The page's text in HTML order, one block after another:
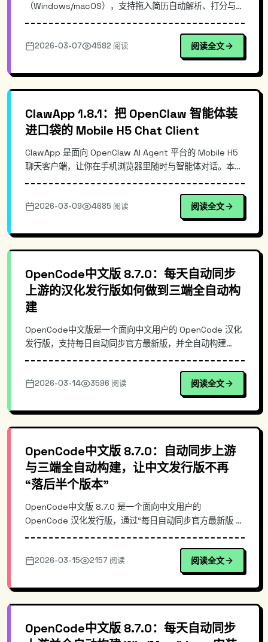
（Windows/macOS），支持拖入简历自动解析、打分与排
景、核心优势、落地流程与最佳实践，帮助招聘团队提升筛
选效率与一致性。
2026-03-07 4582 阅读 阅读全文
ClawApp 1.8.1：把 OpenClaw 智能体装
进口袋的 Mobile H5 Chat Client
ClawApp 是面向 OpenClaw AI Agent 平台的 Mobile H5
聊天客户端，让你在手机浏览器里随时与智能体对话。本文
说明它相对通用聊天壳与“直接用 Web 控制台”的差异，并
给出最小化的部署/使用命令示例，帮助你快速把
2026-03-09 4685 阅读 阅读全文
OpenCode中文版 8.7.0：每天自动同步
上游的汉化发行版如何做到三端全自动构
建
OpenCode中文版是一个面向中文用户的 OpenCode 汉化
发行版，支持每日自动同步官方最新版，并全自动构建
点出发，拆解其自动同步与构建流水线思路、发行版与上游
的差异、以及在团队落地时的安装与更新方式，帮助你快速
2026-03-14 3596 阅读 阅读全文
OpenCode中文版 8.7.0：自动同步上游
与三端全自动构建，让中文发行版不再
“落后半个版本”
OpenCode中文版 8.7.0 是一个面向中文用户的
OpenCode 汉化发行版，通过“每日自动同步官方最新版 +
汉化版更新滞后、手动打包繁琐与版本不一致问题。本文从
同步机制、构建架构与发布策略切入，说明其与手工汉化/
镜像站的差异，并给出快速安装与校验示例。
2026-03-15 2157 阅读 阅读全文
OpenCode中文版 8.7.0：每天自动同步